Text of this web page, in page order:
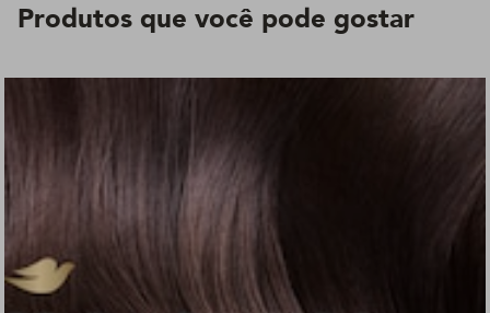
Produtos que você pode gostar